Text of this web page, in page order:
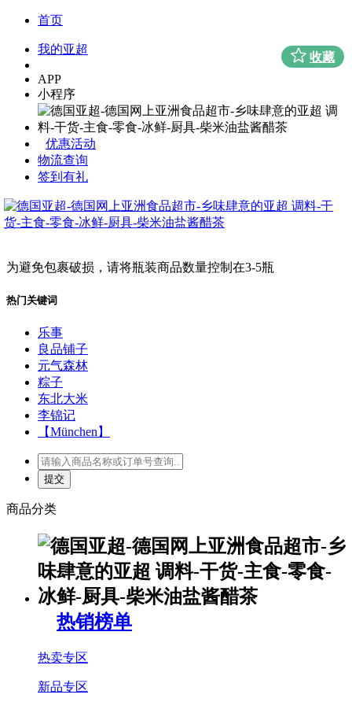
首页
我的亚超
APP
小程序
优惠活动
物流查询
签到有礼
为避免包裹破损，请将瓶装商品数量控制在3-5瓶
热门关键词
乐事
良品铺子
元气森林
粽子
东北大米
李锦记
【München】
商品分类
热销榜单
热卖专区
新品专区
收藏